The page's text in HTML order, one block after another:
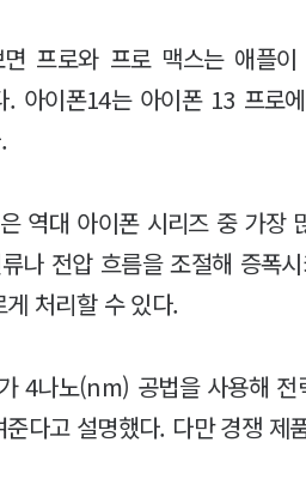
면 프로와 프로 맥스는 애플
. 아이폰14는 아이폰 13 프로
역대 아이폰 시리즈 중 가장
나 전압 흐름을 조절해 증폭
처리할 수 있다.
4나노(nm) 공법을 사용해
다고 설명했다. 다만 경쟁 제